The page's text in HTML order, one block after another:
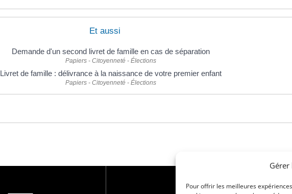
Pour offrir les meilleures
Et aussi
Demande d'un second livret de famille en cas de séparation
Papiers - Citoyenneté - Élections
Livret de famille : délivrance à la naissance de votre premier enfant
Papiers - Citoyenneté - Élections